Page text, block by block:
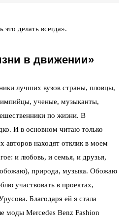
делать всегда».
в движении»
лучших вузов страны, пловцы,
ученые, музыканты,
по жизни. В
И в основном читаю только
авторов находят отклик в моем
и любовь, и семья, и друзья,
природа, музыка. Обожаю
участвовать в проектах,
Благодаря ей я стала
моды Mercedes Benz Fashion